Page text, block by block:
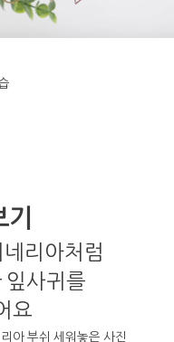
리아처럼
잎사귀를
요